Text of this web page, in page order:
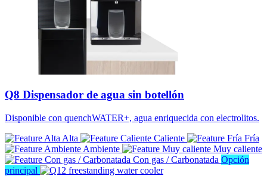
Q8 Dispensador de agua sin botellón
Disponible con quenchWATER+, agua enriquecida con electrolitos.
Alta
Caliente
Fría
Ambiente
Muy caliente
Con gas / Carbonatada Opción
principal